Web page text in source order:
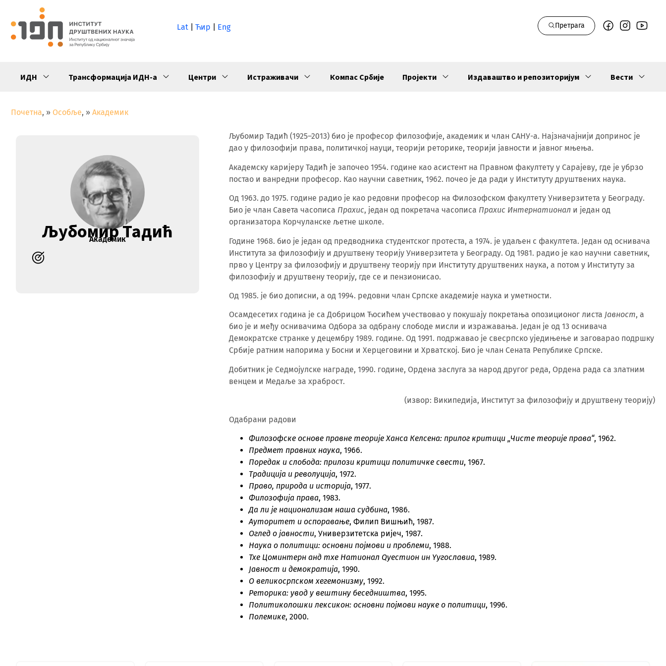
Eng
Lat Ћир Претрага
ИДН Трансформација ИДН-а Центри Истраживачи Компас Србије Пројекти Издаваштво и репозиторијум Вести
Почетна » Особље » Академик
Љубомир Тадић
Академик
Љубомир Тадић (1925–2013) био је професор филозофије, академик и члан САНУ-а. Најзначајнији допринос је
дао у филозофији права, политичкој науци, теорији реторике, теорији јавности и јавног мњења.
Академску каријеру Тадић је започео 1954. године као асистент на Правном факултету у Сарајеву, где је убрзо
постао и ванредни професор. Као научни саветник, 1962. почео је да ради у Институту друштвених наука.
Од 1963. до 1975. године радио је као редовни професор на Филозофском факултету Универзитета у Београду.
Био је члан Савета часописа Праxис, један од покретача часописа Праxис Интернатионал и један од
организатора Корчуланске љетне школе.
Године 1968. био је један од предводника студентског протеста, а 1974. је удаљен с факултета. Један од оснивача
Института за филозофију и друштвену теорију Универзитета у Београду. Од 1981. радио је као научни саветник,
прво у Центру за филозофију и друштвену теорију при Институту друштвених наука, а потом у Институту за
филозофију и друштвену теорију, где се и пензионисао.
Од 1985. је био дописни, а од 1994. редовни члан Српске академије наука и уметности.
Осамдесетих година је са Добрицом Ћосићем учествовао у покушају покретања опозиционог листа Јавност, а
био је и међу оснивачима Одбора за одбрану слободе мисли и изражавања. Један је од 13 оснивача
Демократске странке у децембру 1989. године. Од 1991. подржавао је свесрпско уједињење и заговарао подршку
Србије ратним напорима у Босни и Херцеговини и Хрватској. Био је члан Сената Републике Српске.
Добитник је Седмојулске награде, 1990. године, Ордена заслуга за народ другог реда, Ордена рада са златним
венцем и Медаље за храброст.
(извор: Википедија, Институт за филозофију и друштвену теорију)
Одабрани радови
Филозофске основе правне теорије Ханса Келсена: прилог критици „Чисте теорије права“, 1962.
Предмет правних наука, 1966.
Поредак и слобода: прилози критици политичке свести, 1967.
Традиција и револуција, 1972.
Право, природа и историја, 1977.
Филозофија права, 1983.
Да ли је национализам наша судбина, 1986.
Ауторитет и оспоравање, Филип Вишњић, 1987.
Оглед о јавности, Универзитетска ријеч, 1987.
Наука о политици: основни појмови и проблеми, 1988.
Тхе Цоминтерн анд тхе Натионал Qуестион ин Yугославиа, 1989.
Јавност и демократија, 1990.
О великосрпском хегемонизму, 1992.
Реторика: увод у вештину беседништва, 1995.
Политиколошки лексикон: основни појмови науке о политици, 1996.
Полемике, 2000.